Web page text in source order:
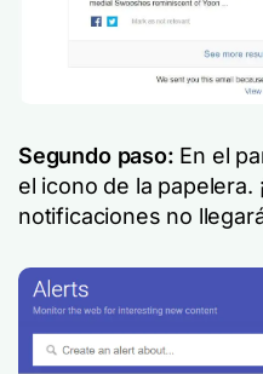
Segundo paso: En el
el icono de la papelera.
notificaciones no